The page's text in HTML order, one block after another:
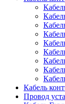
Кабель
Провод